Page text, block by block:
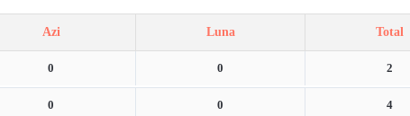
Azi Luna Total
0 0 2
0 0 4